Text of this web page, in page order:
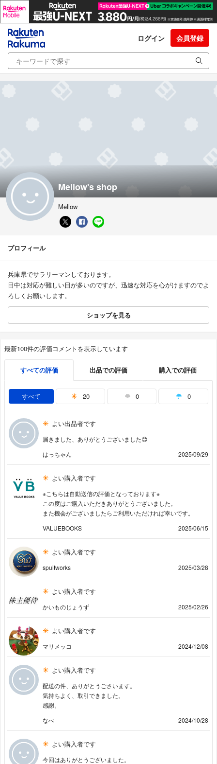
ログイン 会員登録
Mellow's shop
Mellow
プロフィール
兵庫県でサラリーマンしております。
日中は対応が難しい日が多いのですが、迅速な対応を心がけますのでよ
ろしくお願いします。
ショップを見る
最新100件の評価コメントを表示しています
すべての評価 出品での評価 購入での評価
すべて 20 0 0
よい出品者です
届きました、ありがとうございました😊
はっちゃん
2025/09/29
よい購入者です
※こちらは自動送信の評価となっております※
この度はご購入いただきありがとうございました。
また機会がございましたらご利用いただければ幸いです。
VALUEBOOKS
2025/06/15
よい購入者です
spuitworks 2025/03/28
よい購入者です
かいものじょうず 2025/02/26
よい購入者です
マリメッコ 2024/12/08
よい購入者です
配送の件、ありがとうごさいます。
気持ちよく、取引できました。
感謝。
なべ
2024/10/28
よい購入者です
今回はありがとうございました。